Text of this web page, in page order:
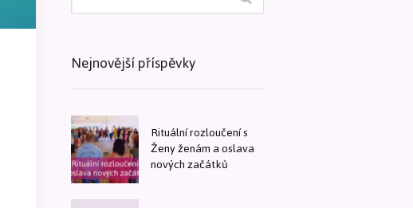
Nejnovější příspěvky
Rituální rozloučení s
Ženy ženám a oslava
nových začátků